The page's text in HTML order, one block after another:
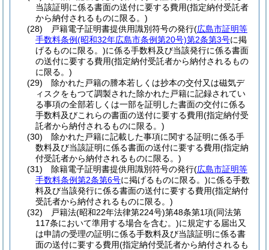
当該証明に係る書面の送付に要する費用(指定納付受託者
から納付されるものに限る。)
(28)
戸籍電子証明書提供用識別符号の発行(広島市証明等
手数料条例(昭和32年広島市条例第20号)第2条第3号に掲
げるものに限る。)に係る手数料及び当該発行に係る書面
の送付に要する費用(指定納付受託者から納付されるもの
に限る。)
(29)
除かれた戸籍の謄本若しくは抄本の交付又は磁気デ
ィスクをもつて調製された除かれた戸籍に記録されてい
る事項の全部若しくは一部を証明した書面の交付に係る
手数料及びこれらの書面の送付に要する費用(指定納付受
託者から納付されるものに限る。)
(30)
除かれた戸籍に記載した事項に関する証明に係る手
数料及び当該証明に係る書面の送付に要する費用(指定納
付受託者から納付されるものに限る。)
(31)
除籍電子証明書提供用識別符号の発行(広島市証明等
手数料条例第2条第6号に掲げるものに限る。)に係る手数
料及び当該発行に係る書面の送付に要する費用(指定納付
受託者から納付されるものに限る。)
(32)
戸籍法(昭和22年法律第224号)第48条第1項(同法第
117条において準用する場合を含む。)に規定する届出又
は申請の受理の証明に係る手数料及び当該証明に係る書
面の送付に要する費用(指定納付受託者から納付されるも